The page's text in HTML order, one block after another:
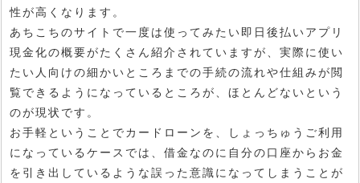
性が高くなります。
あちこちのサイトで一度は使ってみたい即日後払いアプリ
現金化の概要がたくさん紹介されていますが、実際に使い
たい人向けの細かいところまでの手続の流れや仕組みが閲
覧できるようになっているところが、ほとんどないという
のが現状です。
お手軽ということでカードローンを、しょっちゅうご利用
になっているケースでは、借金なのに自分の口座からお金
を引き出しているような誤った意識になってしまうことが